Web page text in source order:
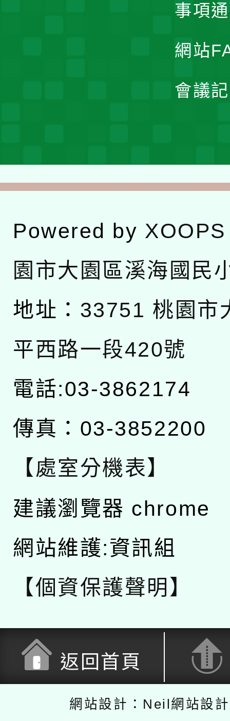
事項
網站
會議
Powered by XOOPS
園市大園區溪海國民
地址： 33751 桃園市
平西路一段420號
電話:03-3862174
傳真：03-3852200
【處室分機表】
建議瀏覽器 chrome
網站維護:資訊組
【個資保護聲明】
返回首頁
網站設計：Neil網站設